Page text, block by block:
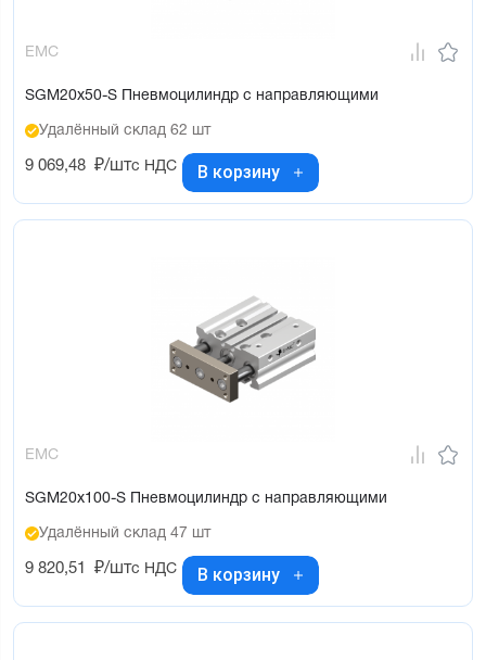
EMC
SGM20x50-S Пневмоцилиндр с направляющими
Удалённый склад 62 шт
9 069,48 ₽/штс НДС В корзину
EMC
SGM20x100-S Пневмоцилиндр с направляющими
Удалённый склад 47 шт
9 820,51 ₽/штс НДС В корзину